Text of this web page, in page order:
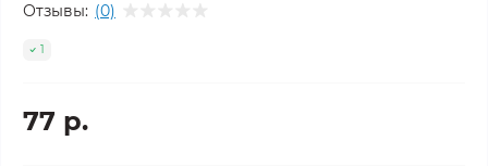
Отзывы: (0)
1
77 р.